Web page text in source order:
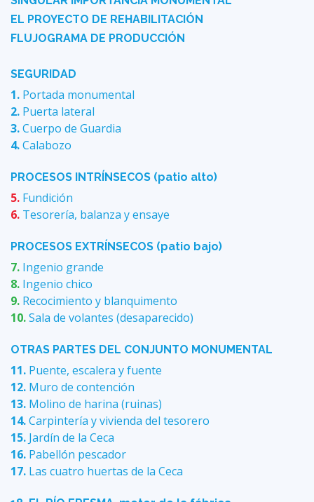
EL PROYECTO DE REHABILITACIÓN
FLUJOGRAMA DE PRODUCCIÓN
SEGURIDAD
1. Portada monumental
2. Puerta lateral
3.Cuerpo de Guardia
4.Calabozo
PROCESOS INTRÍNSECOS (patio alto)
5. Fundición
6. Tesorería, balanza y ensaye
PROCESOS EXTRÍNSECOS (patio bajo)
7. Ingenio grande
8. Ingenio chico
9. Recocimiento y blanquimento
10.Sala de volantes (desaparecido)
OTRAS PARTES DEL CONJUNTO MONUMENTAL
11. Puente, escalera y fuente
12. Muro de contención
13. Molino de harina (ruinas)
14.Carpintería y vivienda del tesorero
15. Jardín de la Ceca
16. Pabellón pescador
17. Las cuatro huertas de la Ceca